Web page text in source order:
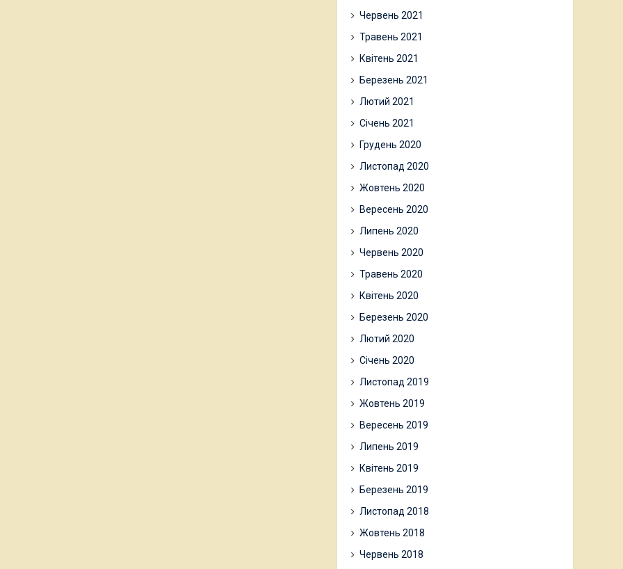
Червень 2021
Травень 2021
Квітень 2021
Березень 2021
Лютий 2021
Січень 2021
Грудень 2020
Листопад 2020
Жовтень 2020
Вересень 2020
Липень 2020
Червень 2020
Травень 2020
Квітень 2020
Березень 2020
Лютий 2020
Січень 2020
Листопад 2019
Жовтень 2019
Вересень 2019
Липень 2019
Квітень 2019
Березень 2019
Листопад 2018
Жовтень 2018
Червень 2018